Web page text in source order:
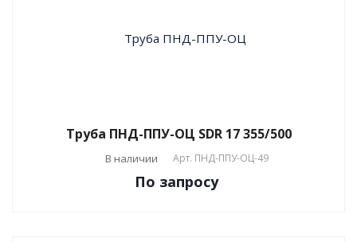
Труба ПНД-ППУ-ОЦ SDR 17 355/500
В наличии Арт. ПНД-ППУ-ОЦ-49
По запросу